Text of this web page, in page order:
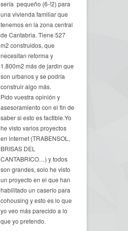
sería pequeño (6-!2) para
una vivienda familiar que
tenemos en la zona central
de Cantabria. Tiene 527
m2 construidos, que
necesitan reforma y
1.800m2 más de jardin que
son urbanos y se podría
construir algo más.
Pido vuestra opinión y
asesoramiento con el fin de
saber si esto es factible.Yo
he visto varios proyectos
en internet (TRABENSOL,
BRISAS DEL
CANTABRICO…) y todos
son grandes, solo he visto
un proyecto en el que han
habilitado un caserío para
cohousing y esto es lo que
yo veo más parecido a lo
que yo pretendo.